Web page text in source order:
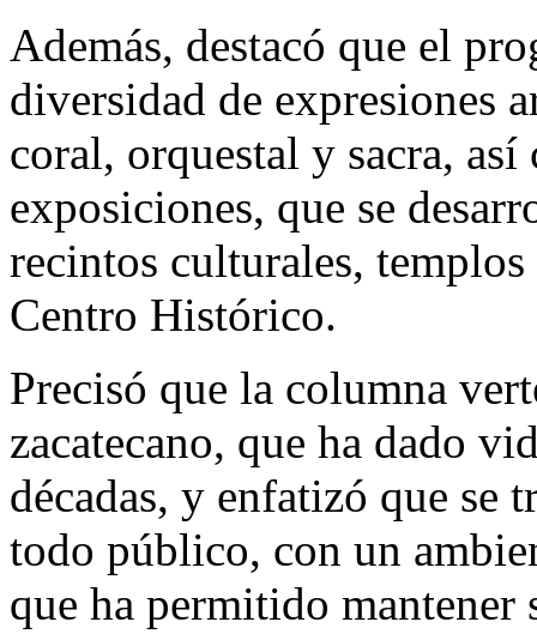
Además, destacó que el
diversidad de expresiones
coral, orquestal y sacra,
exposiciones, que se
recintos culturales,
Centro Histórico.
Precisó que la columna
zacatecano, que ha dado
décadas, y enfatizó que se
todo público, con un
que ha permitido mantener